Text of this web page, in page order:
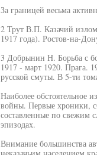
За границей весьма
2 Трут В.П. Казачий
1917 года). Ростов-на-
3 Добрынин Н. Борьба с
1917 - март 1920. Прага.
русской смуты. В 5-ти
Наиболее обстоятельное
войны. Первые хроники,
составленные по свежим
эпизодах.
Внимание большинства